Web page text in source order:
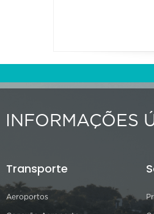
INFORMAÇÕES
Transporte
Aeroportos